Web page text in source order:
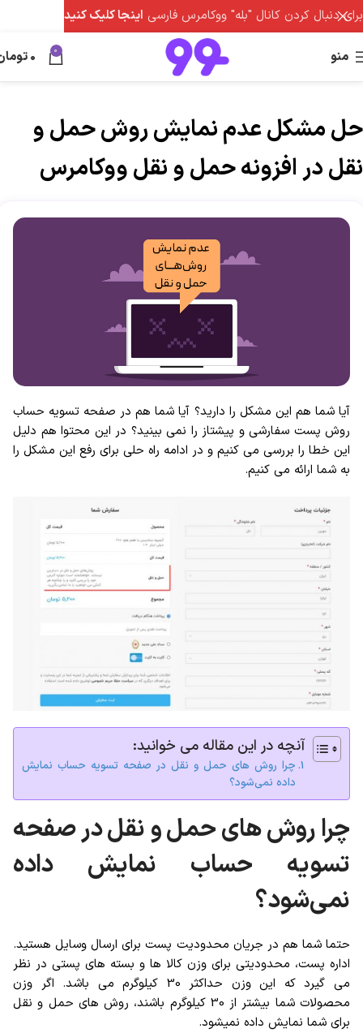
منو 0
0
حل مشکل عدم نمایش روش حمل و
نقل در افزونه حمل و نقل ووکامرس
آیا شما هم این مشکل را دارید؟ آیا شما هم در صفحه تسویه حساب
روش پست سفارشی و پیشتاز را نمی بینید؟ در این محتوا هم دلیل
این خطا را بررسی می کنیم و در ادامه راه حلی برای رفع این مشکل را
به شما ارائه می کنیم.
آنچه در این مقاله می خوانید:
چرا روش های حمل و نقل در صفحه تسویه حساب نمایش
داده نمی‌شود؟
چرا روش های حمل و نقل در صفحه
تسویه حساب نمایش داده
نمی‌شود؟
حتما شما هم در جریان محدودیت پست برای ارسال وسایل هستید.
اداره پست، محدودیتی برای وزن کالا ها و بسته های پستی در نظر
می گیرد که این وزن حداکثر 30 کیلوگرم می باشد. اگر وزن
محصولات شما بیشتر از 30 کیلوگرم باشند، روش های حمل و نقل
برای شما نمایش داده نمیشود.
برای دنبال کردن کانال "بله" ووکامرس فارسی اینجا کلیک کنید